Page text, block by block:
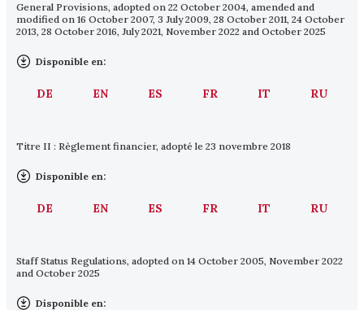
General Provisions, adopted on 22 October 2004, amended and
modified on 16 October 2007, 3 July 2009, 28 October 2011, 24 October
2013, 28 October 2016, July 2021, November 2022 and October 2025
Disponible en:
DE EN ES FR IT RU
Titre II : Règlement financier, adopté le 23 novembre 2018
Disponible en:
DE EN ES FR IT RU
Staff Status Regulations, adopted on 14 October 2005, November 2022
and October 2025
Disponible en: